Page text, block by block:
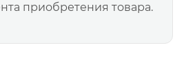
приобретения товара.